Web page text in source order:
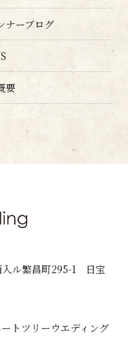
ナーブログ
要
入ル繁昌町295-1 日宝
トツリーウエディング